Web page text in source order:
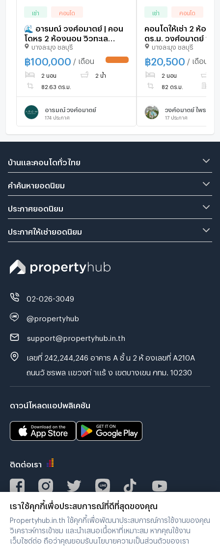
เช่า คอนโด
🌊 อารมณ์ วงศ์อมาตย์ | คอน
โดหรู 2 ห้องนอน วิวทะเล
พร้อมลิฟต์ส่วนตัว
บางละมุง ชลบุรี
฿100,000 / เดือน
2 นอน 2 น้ำ
82.63 ตร.ม.
อารมณ์ วงศ์อมาตย์
174 ประกาศ
เช่า คอนโด
คอนโดให้เช่า 2 ห้องน
ตร.ม. วงศ์อมาตย์ พริ
รีสอร์ท แอนด์ เรสซิเด
2745039)
บางละมุง ชลบุรี
฿20,500 / เดือน
2 นอน
82 ตร.ม.
วงศ์อมาตย์ ไพรเวซี่
17 ประกาศ
บ้านและคอนโดทั่วไทย
คำค้นหายอดนิยม
ประกาศยอดนิยม
ประกาศให้เช่ายอดนิยม
02-026-3049
@propertyhub
support@propertyhub.in.th
เลขที่ 242,244,246 อาคาร A ชั้ น 2 ห้ องเลขที่ A210A
ถนนวั ชรพล แขวงท่ าแร้ ง เขตบางเขน กทม. 10230
ดาวน์โหลดแอปพลิเคชัน
ติดต่อเรา
เราใช้คุกกี้เพื่อประสบการณ์ที่ดีที่สุดของคุณ
Propertyhub.in.th ใช้คุกกี้เพื่อพัฒนาประสบการณ์การใช้งานของคุณ
วิเคราะห์การเข้าชม และนำเสนอเนื้อหาที่เหมาะสม หากคุณใช้งาน
เว็บไซต์ต่อ ถือว่าคุณยอมรับนโยบายความเป็นส่วนตัวของเรา